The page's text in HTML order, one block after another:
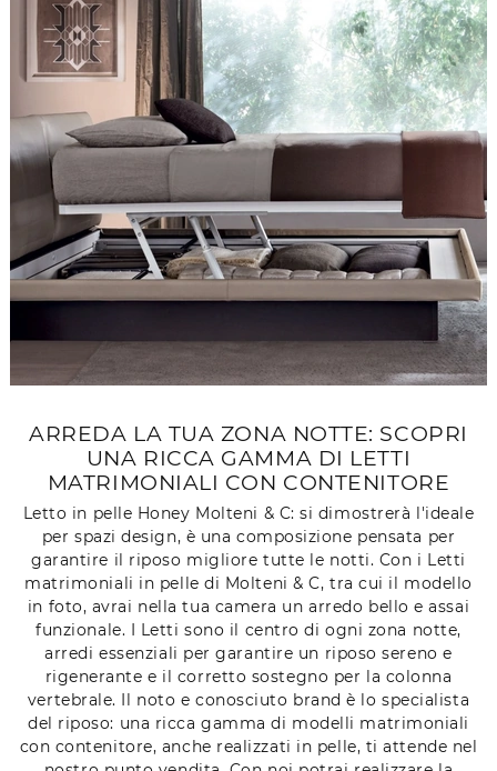
ARREDA LA TUA ZONA NOTTE: SCOPRI
UNA RICCA GAMMA DI LETTI
MATRIMONIALI CON CONTENITORE
Letto in pelle Honey Molteni & C: si dimostrerà l'ideale
per spazi design, è una composizione pensata per
garantire il riposo migliore tutte le notti. Con i Letti
matrimoniali in pelle di Molteni & C, tra cui il modello
in foto, avrai nella tua camera un arredo bello e assai
funzionale. I Letti sono il centro di ogni zona notte,
arredi essenziali per garantire un riposo sereno e
rigenerante e il corretto sostegno per la colonna
vertebrale. Il noto e conosciuto brand è lo specialista
del riposo: una ricca gamma di modelli matrimoniali
con contenitore, anche realizzati in pelle, ti attende nel